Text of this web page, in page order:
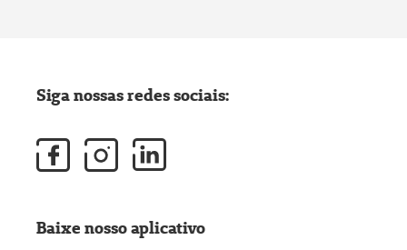
Siga nossas redes sociais:
Baixe nosso aplicativo